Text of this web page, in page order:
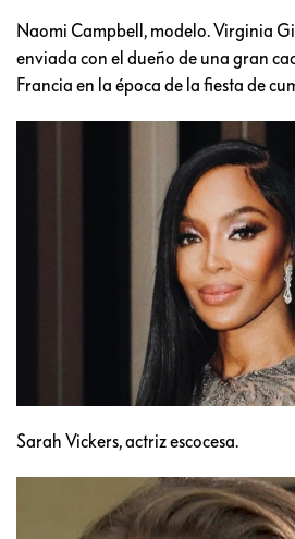
Naomi Campbell, modelo. Virginia
enviada con el dueño de una gran
Francia en la época de la fiesta de
Sarah Vickers, actriz escocesa.